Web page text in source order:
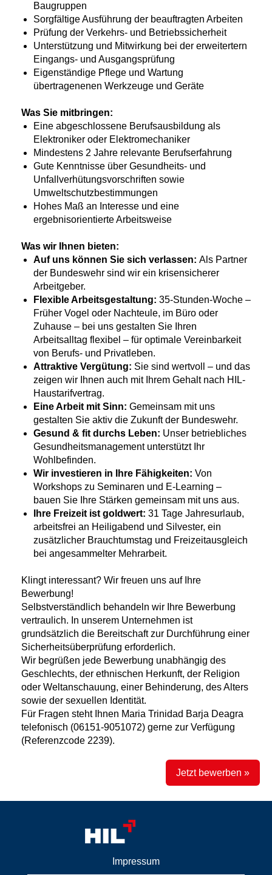
Baugruppen
Sorgfältige Ausführung der beauftragten Arbeiten
Prüfung der Verkehrs- und Betriebssicherheit
Unterstützung und Mitwirkung bei der erweitertern
Eingangs- und Ausgangsprüfung
Eigenständige Pflege und Wartung
übertragenenen Werkzeuge und Geräte
Was Sie mitbringen:
Eine abgeschlossene Berufsausbildung als
Elektroniker oder Elektromechaniker
Mindestens 2 Jahre relevante Berufserfahrung
Gute Kenntnisse über Gesundheits- und
Unfallverhütungsvorschriften sowie
Umweltschutzbestimmungen
Hohes Maß an Interesse und eine
ergebnisorientierte Arbeitsweise
Was wir Ihnen bieten:
Auf uns können Sie sich verlassen: Als Partner
der Bundeswehr sind wir ein krisensicherer
Arbeitgeber.
Flexible Arbeitsgestaltung: 35-Stunden-Woche –
Früher Vogel oder Nachteule, im Büro oder
Zuhause – bei uns gestalten Sie Ihren
Arbeitsalltag flexibel – für optimale Vereinbarkeit
von Berufs- und Privatleben.
Attraktive Vergütung: Sie sind wertvoll – und das
zeigen wir Ihnen auch mit Ihrem Gehalt nach HIL-
Haustarifvertrag.
Eine Arbeit mit Sinn: Gemeinsam mit uns
gestalten Sie aktiv die Zukunft der Bundeswehr.
Gesund & fit durchs Leben: Unser betriebliches
Gesundheitsmanagement unterstützt Ihr
Wohlbefinden.
Wir investieren in Ihre Fähigkeiten: Von
Workshops zu Seminaren und E-Learning –
bauen Sie Ihre Stärken gemeinsam mit uns aus.
Ihre Freizeit ist goldwert: 31 Tage Jahresurlaub,
arbeitsfrei an Heiligabend und Silvester, ein
zusätzlicher Brauchtumstag und Freizeitausgleich
bei angesammelter Mehrarbeit.
Klingt interessant? Wir freuen uns auf Ihre
Bewerbung!
Selbstverständlich behandeln wir Ihre Bewerbung
vertraulich. In unserem Unternehmen ist
grundsätzlich die Bereitschaft zur Durchführung einer
Sicherheitsüberprüfung erforderlich.
Wir begrüßen jede Bewerbung unabhängig des
Geschlechts, der ethnischen Herkunft, der Religion
oder Weltanschauung, einer Behinderung, des Alters
sowie der sexuellen Identität.
Für Fragen steht Ihnen Maria Trinidad Barja Deagra
telefonisch (06151-9051072) gerne zur Verfügung
(Referenzcode 2239).
Jetzt bewerben »
Impressum